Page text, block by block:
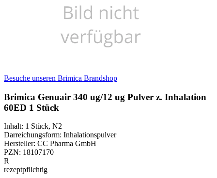
Besuche unseren Brimica Brandshop
Brimica Genuair 340 ug/12 ug Pulver z. Inhalation
60ED 1 Stück
Inhalt: 1 Stück, N2
Darreichungsform: Inhalationspulver
Hersteller: CC Pharma GmbH
PZN: 18107170
R
rezeptpflichtig